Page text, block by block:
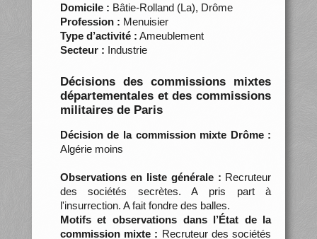
Domicile : Bâtie-Rolland (La), Drôme
Profession : Menuisier
Type d’activité : Ameublement
Secteur : Industrie
Décisions des commissions mixtes
départementales et des commissions
militaires de Paris
Décision de la commission mixte Drôme :
Algérie moins
Observations en liste générale : Recruteur
des sociétés secrètes. A pris part à
l'insurrection. A fait fondre des balles.
Motifs et observations dans l’État de la
commission mixte : Recruteur des sociétés